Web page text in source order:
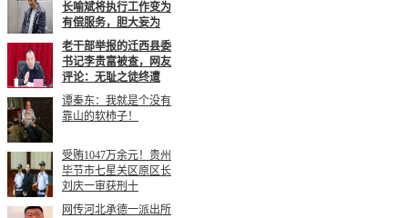
长喻斌将执行工作变为
有偿服务，胆大妄为
老干部举报的迁西县委
书记李贵富被查，网友
评论：无耻之徒终遭
谭秦东：我就是个没有
靠山的软柿子！
受贿1047万余元！贵州
毕节市七星关区原区长
刘庆一审获刑十
网传河北承德一派出所